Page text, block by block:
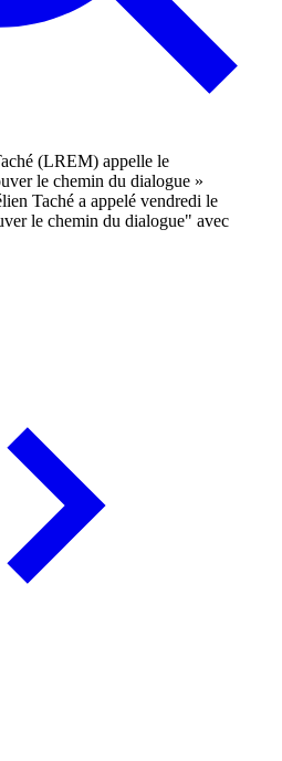
Taché a appelé vendredi le
le chemin du dialogue" avec